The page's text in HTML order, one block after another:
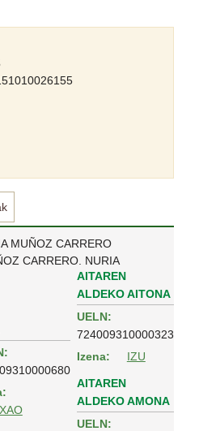
MUÑOZ CARRERO
CARRERO. NURIA
AITAREN
ALDEKO AITONA
UELN:
724009310000323
Izena:
IZU
AITAREN
ALDEKO AMONA
UELN: